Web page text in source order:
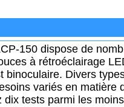
150 dispose de
à rétroéclairage
binoculaire. Divers
variés en matière
tests parmi les